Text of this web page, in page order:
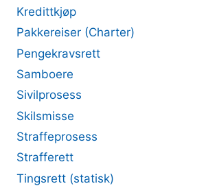
Kredittkjøp
Pakkereiser (Charter)
Pengekravsrett
Samboere
Sivilprosess
Skilsmisse
Straffeprosess
Strafferett
Tingsrett (statisk)